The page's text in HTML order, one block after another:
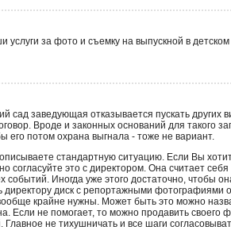
услуги за фото и съемку на выпускной в
сад заведующая отказывается пускать других
Вроде и законных оснований для такого
его потом охрана выгнала - тоже не вариант.
стандартную ситуацию. Если Вы
согласуйте это с директором. Она считает
событий. Иногда уже этого достаточно, чтобы
диск с репортажными фотографиями
крайне нужны. Может быть это можно
Если не помогает, то можно продавить своего
Главное не тихушничать и все шаги